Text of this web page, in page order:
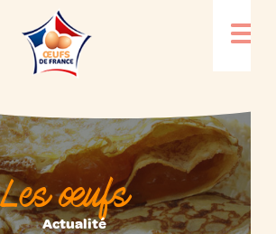
Les œufs
Actualité